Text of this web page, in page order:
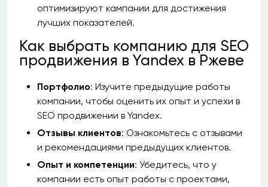
оптимизируют кампании для достижения
лучших показателей.
Как выбрать компанию для SEO
продвижения в Yandex в Ржеве
Портфолио: Изучите предыдущие работы
компании, чтобы оценить их опыт и успехи в
SEO продвижении в Yandex.
Отзывы клиентов: Ознакомьтесь с отзывами
и рекомендациями предыдущих клиентов.
Опыт и компетенции: Убедитесь, что у
компании есть опыт работы с проектами,